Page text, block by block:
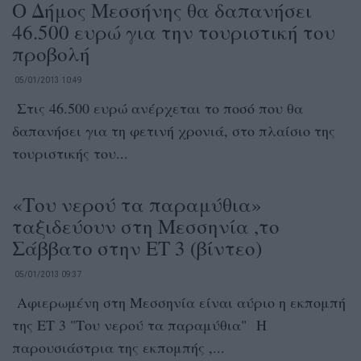
Ο Δήμος Μεσσήνης θα δαπανήσει
46.500 ευρώ για την τουριστική του
προβολή
05/01/2013 10:49
Στις 46.500 ευρώ ανέρχεται το ποσό που θα
δαπανήσει για τη φετινή χρονιά, στο πλαίσιο της
τουριστικής του...
«Του νερού τα παραμύθια»
ταξιδεύουν στη Μεσσηνία ,το
Σάββατο στην ΕΤ 3 (βίντεο)
05/01/2013 09:37
Αφιερωμένη στη Μεσσηνία είναι αύριο η εκπομπή
της ΕΤ 3 "Του νερού τα παραμύθια" Η
παρουσιάστρια της εκπομπής ,...